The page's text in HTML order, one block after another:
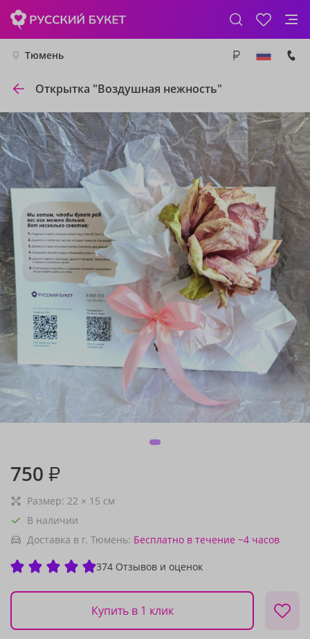
Тюмень
Открытка "Воздушная нежность"
750 ₽
Размер: 22 × 15 см
В наличии
Доставка в г. Тюмень: Бесплатно в течение ~4 часов
374 Отзывов и оценок
Купить в 1 клик